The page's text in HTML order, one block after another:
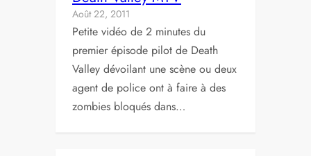
Août 22, 2011
Petite vidéo de 2 minutes du
premier épisode pilot de Death
Valley dévoilant une scène ou deux
agent de police ont à faire à des
zombies bloqués dans…